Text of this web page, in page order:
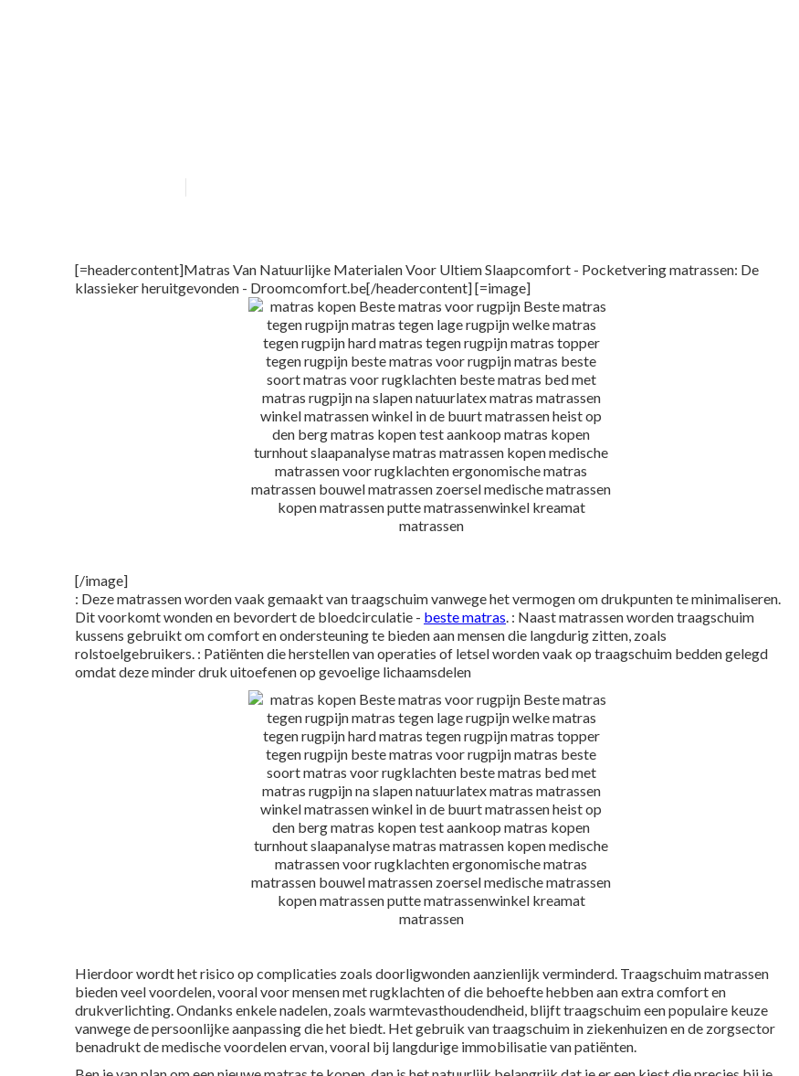
[=headercontent]Matras Van Natuurlijke Materialen Voor Ultiem Slaapcomfort - Pocketvering matrassen: De
klassieker heruitgevonden - Droomcomfort.be[/headercontent] [=image]
[/image]
: Deze matrassen worden vaak gemaakt van traagschuim vanwege het vermogen om drukpunten te minimaliseren.
Dit voorkomt wonden en bevordert de bloedcirculatie - beste matras. : Naast matrassen worden traagschuim
kussens gebruikt om comfort en ondersteuning te bieden aan mensen die langdurig zitten, zoals
rolstoelgebruikers. : Patiënten die herstellen van operaties of letsel worden vaak op traagschuim bedden gelegd
omdat deze minder druk uitoefenen op gevoelige lichaamsdelen
Hierdoor wordt het risico op complicaties zoals doorligwonden aanzienlijk verminderd. Traagschuim matrassen
bieden veel voordelen, vooral voor mensen met rugklachten of die behoefte hebben aan extra comfort en
drukverlichting. Ondanks enkele nadelen, zoals warmtevasthoudendheid, blijft traagschuim een populaire keuze
vanwege de persoonlijke aanpassing die het biedt. Het gebruik van traagschuim in ziekenhuizen en de zorgsector
benadrukt de medische voordelen ervan, vooral bij langdurige immobilisatie van patiënten.